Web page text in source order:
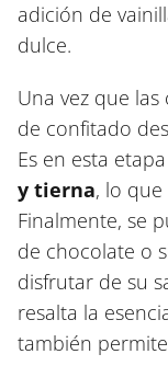
adición de
dulce.
Una vez que
de confitado
Es en esta
y tierna, lo
Finalmente, se
de chocolate o
disfrutar de su
resalta la
también